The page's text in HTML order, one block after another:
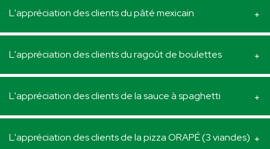
L'appréciation des clients du pâté mexicain
L'appréciation des clients du ragoût de boulettes
L'appréciation des clients de la sauce à spaghetti
L'appréciation des clients de la pizza ORAPÉ (3 viandes)